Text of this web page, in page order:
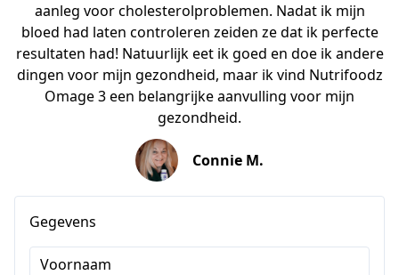
aanleg voor cholesterolproblemen. Nadat ik mijn
bloed had laten controleren zeiden ze dat ik perfecte
resultaten had! Natuurlijk eet ik goed en doe ik andere
dingen voor mijn gezondheid, maar ik vind Nutrifoodz
Omage 3 een belangrijke aanvulling voor mijn
gezondheid.
Connie M.
Gegevens
Voornaam